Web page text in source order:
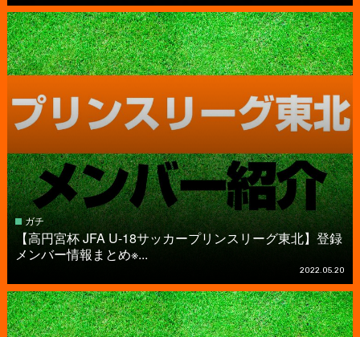
ガチ
【高円宮杯 JFA U-18サッカープリンスリーグ東北】登録
メンバー情報まとめ※...
2022.05.20